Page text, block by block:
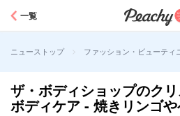
一覧
ニューストップ > ファッション・ビューティ
ザ・ボディショップのク
ボディケア - 焼きリンゴ